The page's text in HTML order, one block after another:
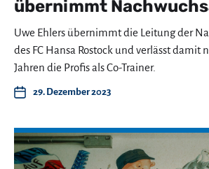
übernimmt
Uwe Ehlers übernimmt die Leitung der
des FC Hansa Rostock und verlässt damit
Jahren die Profis als Co-Trainer.
29. Dezember 2023